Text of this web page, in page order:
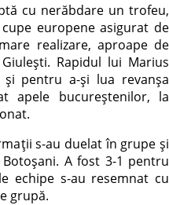
cu nerăbdare un trofeu,
europene asigurat de
realizare, aproape de
Rapidul lui Marius
pentru a-și lua revanșa
apele bucureștenilor, la
s-au duelat în grupe și
A fost 3-1 pentru
echipe s-au resemnat cu
grupă.